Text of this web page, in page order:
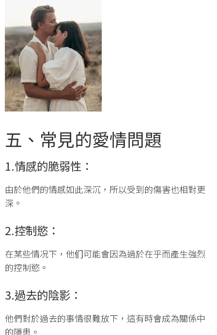
五、常見的愛情問題
1.情感的脆弱性：
由於他們的情感如此深沉，所以受到的傷害也相對更
深。
2.控制慾：
在某些情况下，他们可能會因為過於在乎而產生強烈
的控制慾。
3.過去的陰影：
他們對於過去的事情很難放下，這有時會成為關係中
的隱患。